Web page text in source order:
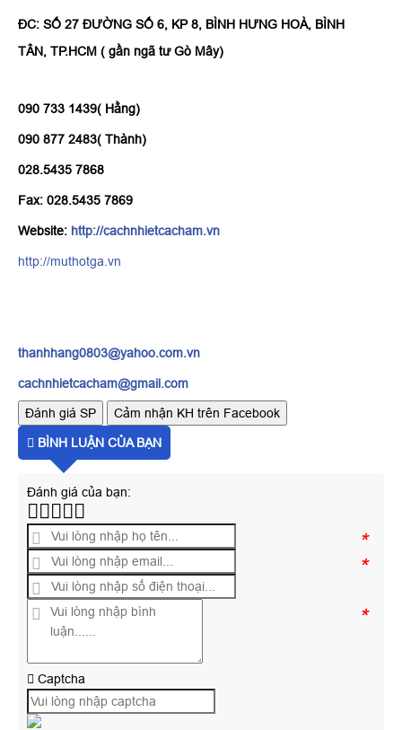
ĐC: SỐ 27 ĐƯỜNG SỐ 6, KP 8, BÌNH HƯNG HOÀ, BÌNH
TÂN, TP.HCM ( gần ngã tư Gò Mây)
090 733 1439( Hằng)
090 877 2483( Thành)
028.5435 7868
Fax: 028.5435 7869
Website: http://cachnhietcacham.vn
http://muthotga.vn
thanhhang0803@yahoo.com.vn
cachnhietcacham@gmail.com
Đánh giá SP Cảm nhận KH trên Facebook
BÌNH LUẬN CỦA BẠN
Đánh giá của bạn:
*
*
*
Captcha